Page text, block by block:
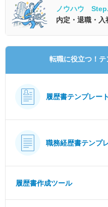
ノウハウ
内定・退職・入
転職に役立つ！
履歴書テンプレート
職務経歴書テンプ
履歴書作成ツール